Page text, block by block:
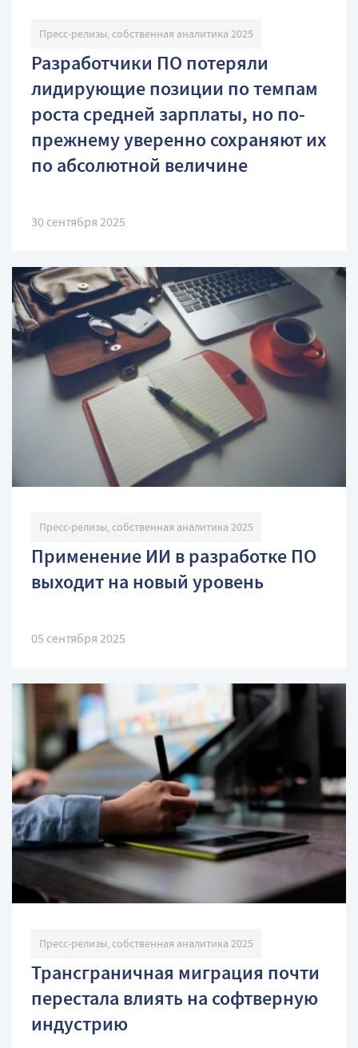
Пресс-релизы, собственная аналитика 2025
Разработчики ПО потеряли
лидирующие позиции по темпам
роста средней зарплаты, но по-
прежнему уверенно сохраняют их
по абсолютной величине
30 сентября 2025
Пресс-релизы, собственная аналитика 2025
Применение ИИ в разработке ПО
выходит на новый уровень
05 сентября 2025
Пресс-релизы, собственная аналитика 2025
Трансграничная миграция почти
перестала влиять на софтверную
индустрию